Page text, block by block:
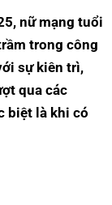
nữ mạng tuổi
trong công
sự kiên trì,
qua các
biệt là khi có